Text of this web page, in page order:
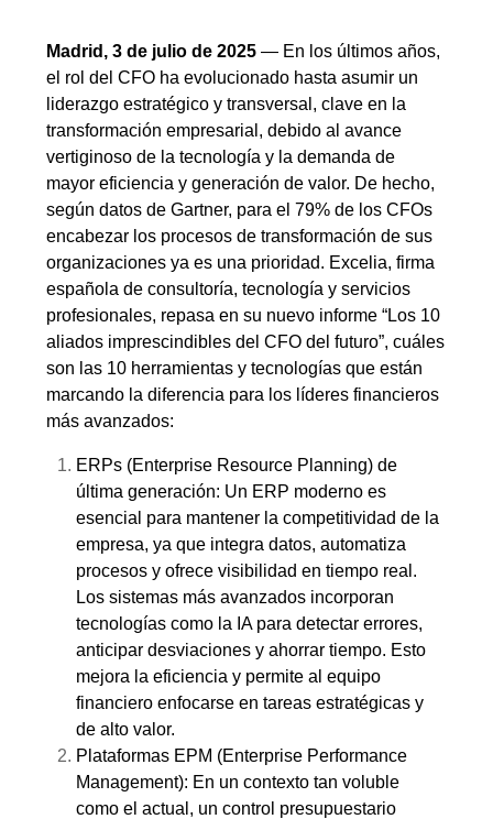
Madrid, 3 de julio de 2025 — En los últimos años,
el rol del CFO ha evolucionado hasta asumir un
liderazgo estratégico y transversal, clave en la
transformación empresarial, debido al avance
vertiginoso de la tecnología y la demanda de
mayor eficiencia y generación de valor. De hecho,
según datos de Gartner, para el 79% de los CFOs
encabezar los procesos de transformación de sus
organizaciones ya es una prioridad. Excelia, firma
española de consultoría, tecnología y servicios
profesionales, repasa en su nuevo informe “Los 10
aliados imprescindibles del CFO del futuro”, cuáles
son las 10 herramientas y tecnologías que están
marcando la diferencia para los líderes financieros
más avanzados:
ERPs (Enterprise Resource Planning) de
última generación: Un ERP moderno es
esencial para mantener la competitividad de la
empresa, ya que integra datos, automatiza
procesos y ofrece visibilidad en tiempo real.
Los sistemas más avanzados incorporan
tecnologías como la IA para detectar errores,
anticipar desviaciones y ahorrar tiempo. Esto
mejora la eficiencia y permite al equipo
financiero enfocarse en tareas estratégicas y
de alto valor.
Plataformas EPM (Enterprise Performance
Management): En un contexto tan voluble
como el actual, un control presupuestario